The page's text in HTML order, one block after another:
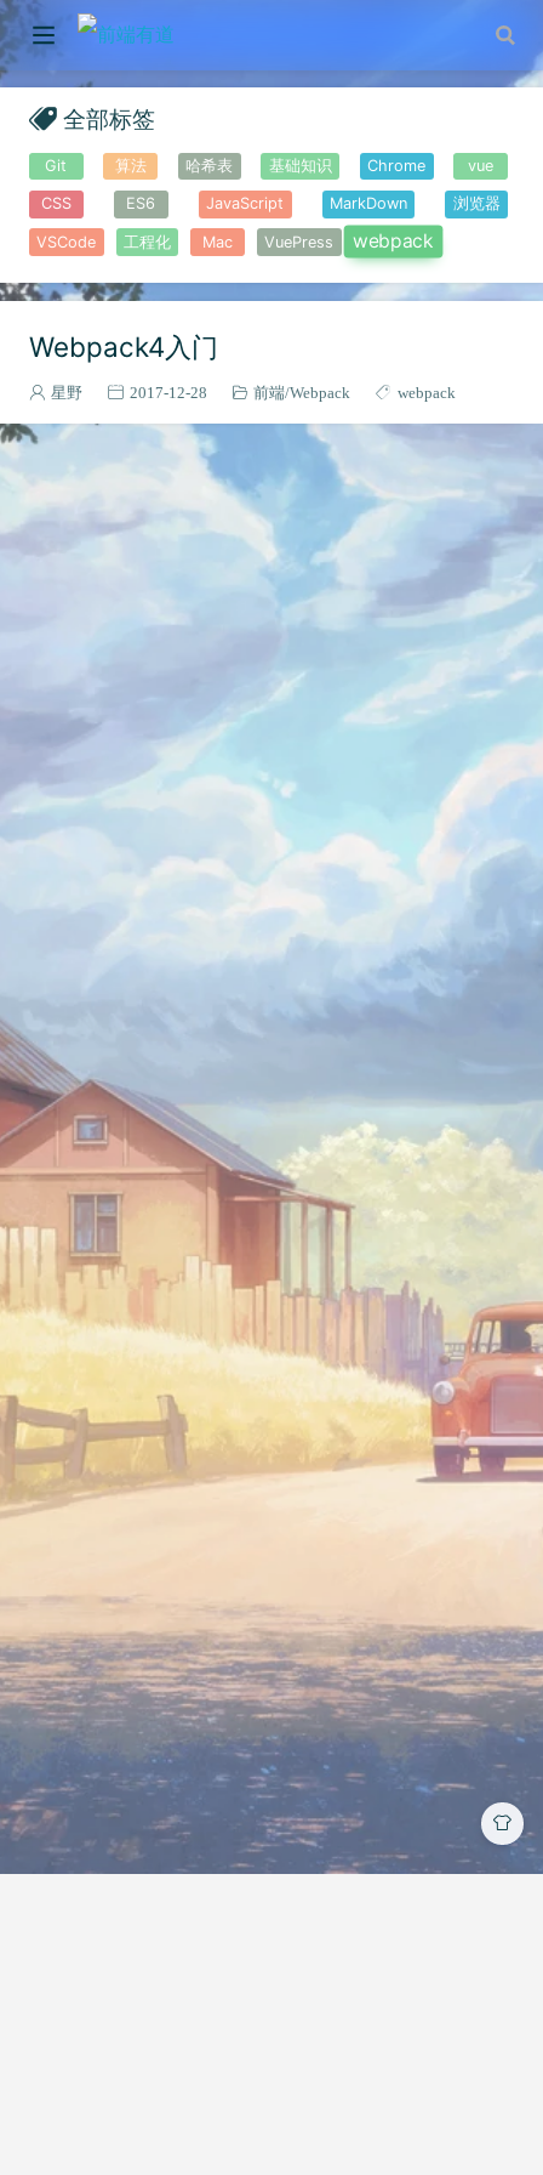
全部标签
Git 算法 哈希表 基础知识 Chrome vue
CSS ES6 JavaScript MarkDown 浏览器
VSCode 工程化 Mac VuePress webpack
Webpack4入门
星野 2017-12-28 前端 Webpack webpack